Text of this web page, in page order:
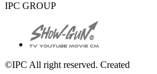
IPC GROUP
©IPC All right reserved. Created